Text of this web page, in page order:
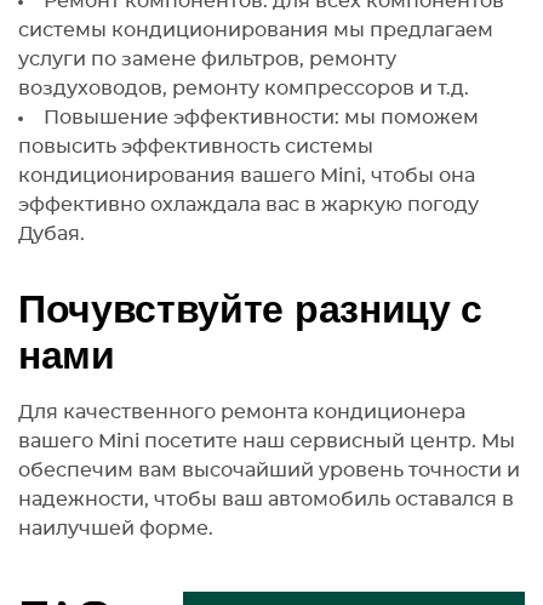
системы кондиционирования мы предлагаем
услуги по замене фильтров, ремонту
воздуховодов, ремонту компрессоров и т.д.
Повышение эффективности: мы поможем
повысить эффективность системы
кондиционирования вашего Mini, чтобы она
эффективно охлаждала вас в жаркую погоду
Дубая.
Почувствуйте разницу с
нами
Для качественного ремонта кондиционера
вашего Mini посетите наш сервисный центр. Мы
обеспечим вам высочайший уровень точности и
надежности, чтобы ваш автомобиль оставался в
наилучшей форме.